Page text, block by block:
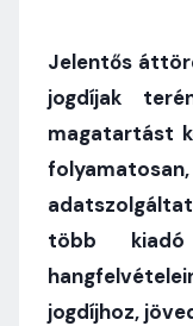
Jelentős
jogdíjak
magatartást
több
jogdíjhoz,